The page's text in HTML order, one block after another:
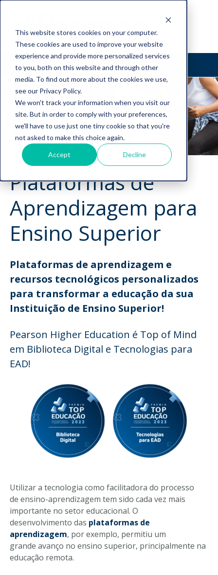
This website stores cookies on your computer.
These cookies are used to improve your website
experience and provide more personalized services
to you, both on this website and through other
media. To find out more about the cookies we use,
see our Privacy Policy.
We won't track your information when you visit our
site. But in order to comply with your preferences,
we'll have to use just one tiny cookie so that you're
not asked to make this choice again.
Accept Decline
Plataformas de
Aprendizagem para
Ensino Superior
Plataformas de aprendizagem e
recursos tecnológicos personalizados
para transformar a educação da sua
Instituição de Ensino Superior!
Pearson Higher Education é Top of Mind
em Biblioteca Digital e Tecnologias para
EAD!
Utilizar a tecnologia como facilitadora do processo
de ensino-aprendizagem tem sido cada vez mais
importante no setor educacional. O
desenvolvimento das plataformas de
aprendizagem, por exemplo, permitiu um
grande avanço no ensino superior, principalmente na
educação remota.